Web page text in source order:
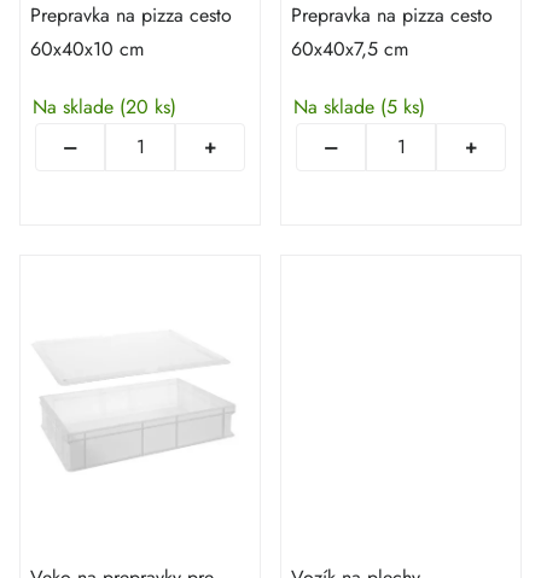
Prepravka na pizza cesto
60x40x10 cm
Na sklade (20 ks)
Prepravka na pizza cesto
60x40x7,5 cm
Na sklade (5 ks)